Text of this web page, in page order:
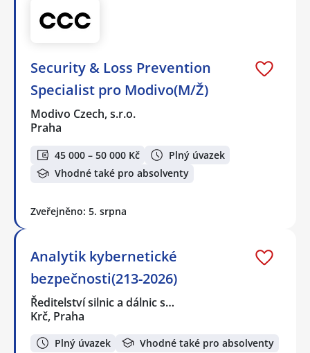
Security & Loss Prevention
Specialist pro Modivo(M/Ž)
Modivo Czech, s.r.o.
Praha
45 000 – 50 000 Kč
Plný úvazek
Vhodné také pro absolventy
Zveřejněno: 5. srpna
Analytik kybernetické
bezpečnosti(213-2026)
Ředitelství silnic a dálnic s…
Krč, Praha
Plný úvazek Vhodné také pro absolventy